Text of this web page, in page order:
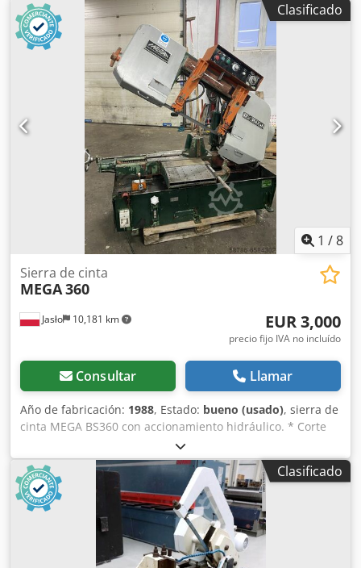
corte a 45 grados: redondo 180 mm Capacidad de corte a
45 grados: plano 150 x 250 mm Capacidad de corte a 45
grados: cuadrado 170 x 170 mm Potencia total requerida
1,8 kW Peso de la máquina aprox. 450 kg Dimensiones
aprox. 1,4 x 0,8 x 1,0 m Crodpfx Anoy N D H Tsvof Sierra de
arco de producción con - Hidráulica universal - Sistema de
refrigeración Poco uso, estado como nuevo.
Clasificado
1 /8
Jasło 10,181 km
Sierra de cinta
MEGA360
EUR 3,000
precio fijo IVA no incluído
Consultar Llamar
Año de fabricación: 1988, Estado: bueno (usado), sierra de
cinta MEGA BS360 con accionamiento hidráulico. * Corte
máximo: 360 mm. * Morsa de sujeción hidráulica. *
Elevación automática. * Regulación de la velocidad de
avance. * Bomba de refrigerante. Cedjhk S Urspfx Anvsrf
Clasificado